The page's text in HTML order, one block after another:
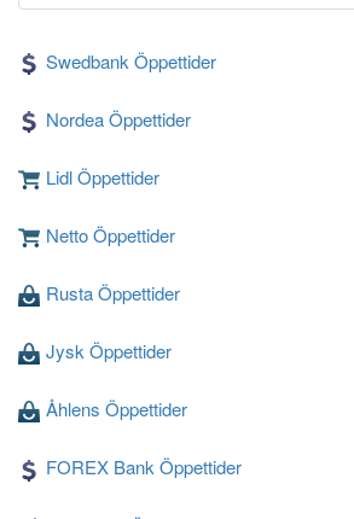
Swedbank Öppettider
Nordea Öppettider
Lidl Öppettider
Netto Öppettider
Rusta Öppettider
Jysk Öppettider
Åhlens Öppettider
FOREX Bank Öppettider